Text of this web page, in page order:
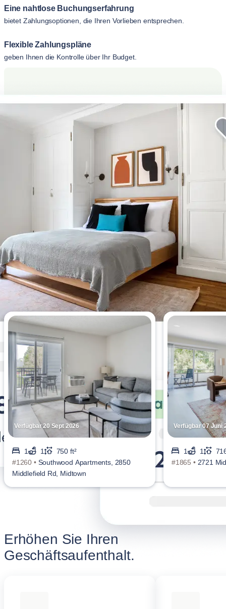
Eine nahtlose Buchungserfahrung
bietet Zahlungsoptionen, die Ihren Vorlieben entsprechen.
Flexible Zahlungspläne
geben Ihnen die Kontrolle über Ihr Budget.
Die meistgesehenen 1-
Schlafzimmer-Wohnungen dieser
Woche.
Verfügbar 20 Sept 2026
1 1
750 ft²
#1260 • Southwood Apartments, 2850
Middlefield Rd, Midtown
Verfügbar 07 Juni
1 1
#1865 • 2721
Erhöhen Sie Ihren
Geschäftsaufenthalt.